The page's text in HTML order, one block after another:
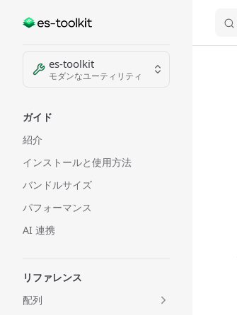
Skip to content
Sidebar Navigation
es-toolkit
モダンなユーティリティ
ガイド
紹介
インストールと使用方法
バンドルサイズ
パフォーマンス
AI 連携
リファレンス
配列